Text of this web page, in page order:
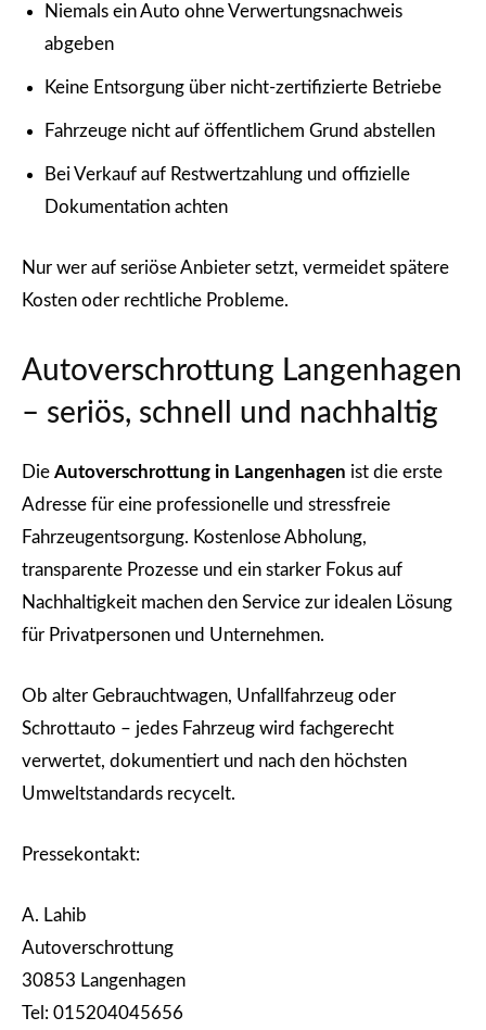
Niemals ein Auto ohne Verwertungsnachweis
abgeben
Keine Entsorgung über nicht-zertifizierte Betriebe
Fahrzeuge nicht auf öffentlichem Grund abstellen
Bei Verkauf auf Restwertzahlung und offizielle
Dokumentation achten
Nur wer auf seriöse Anbieter setzt, vermeidet spätere
Kosten oder rechtliche Probleme.
Autoverschrottung Langenhagen
– seriös, schnell und nachhaltig
Die Autoverschrottung in Langenhagen ist die erste
Adresse für eine professionelle und stressfreie
Fahrzeugentsorgung. Kostenlose Abholung,
transparente Prozesse und ein starker Fokus auf
Nachhaltigkeit machen den Service zur idealen Lösung
für Privatpersonen und Unternehmen.
Ob alter Gebrauchtwagen, Unfallfahrzeug oder
Schrottauto – jedes Fahrzeug wird fachgerecht
verwertet, dokumentiert und nach den höchsten
Umweltstandards recycelt.
Pressekontakt:
A. Lahib
Autoverschrottung
30853 Langenhagen
Tel: 015204045656